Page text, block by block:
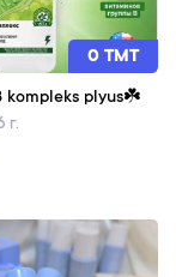
0 TMT
kompleks plyus☘️
г.